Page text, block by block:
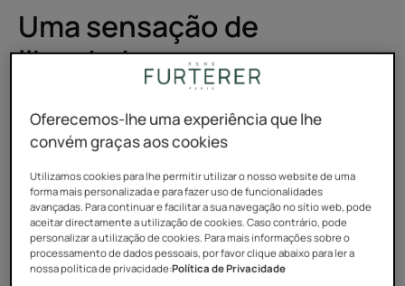
Uma sensação de
liberdade...
na família; a minha mãe fez disso quase uma religião.
Quando olho para as fotografias de turma, com as
minhas irmãs, batemos realmente todos os recordes
por muito tempo. Na verdade, penso que nos
escondíamos um pouco atrás do nosso cabelo. Eu
sempre quis outra coisa. Eu não dizia nada, mas queria
destacar-me. Desde as minhas primeiras aulas de
Oferecemos-lhe uma experiência que lhe
convém graças aos cookies
Utilizamos cookies para lhe permitir utilizar o nosso website de uma
forma mais personalizada e para fazer uso de funcionalidades
avançadas. Para continuar e facilitar a sua navegação no sítio web, pode
aceitar directamente a utilização de cookies. Caso contrário, pode
personalizar a utilização de cookies. Para mais informações sobre o
processamento de dados pessoais, por favor clique abaixo para ler a
nossa política de privacidade:Política de Privacidade